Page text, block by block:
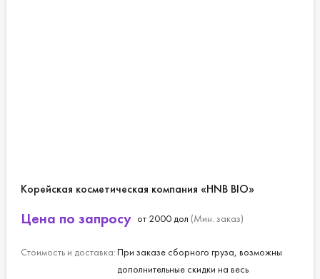
Корейская косметическая компания «HNB BIO»
Цена по запросу от 2000 дол (Мин. заказ)
Стоимость и доставка:При заказе сборного груза, возможны
дополнительные скидки на весь